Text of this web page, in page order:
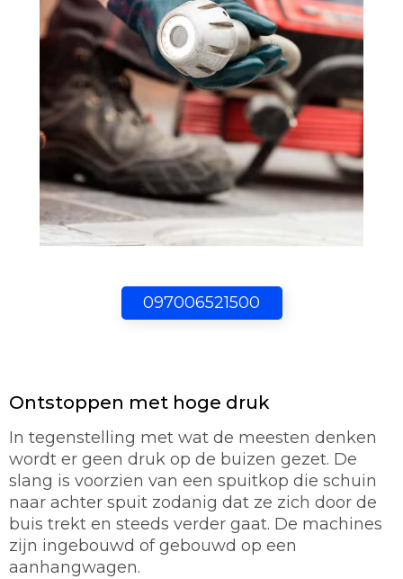
097006521500
Ontstoppen met hoge druk
In tegenstelling met wat de meesten denken
wordt er geen druk op de buizen gezet. De
slang is voorzien van een spuitkop die schuin
naar achter spuit zodanig dat ze zich door de
buis trekt en steeds verder gaat. De machines
zijn ingebouwd of gebouwd op een
aanhangwagen.